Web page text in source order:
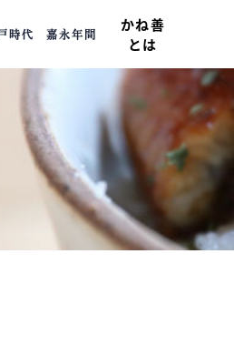
時代 嘉永年間
かね善
とは